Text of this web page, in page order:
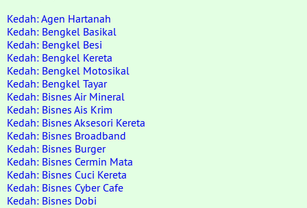
Kedah: Agen Hartanah
Kedah: Bengkel Basikal
Kedah: Bengkel Besi
Kedah: Bengkel Kereta
Kedah: Bengkel Motosikal
Kedah: Bengkel Tayar
Kedah: Bisnes Air Mineral
Kedah: Bisnes Ais Krim
Kedah: Bisnes Aksesori Kereta
Kedah: Bisnes Broadband
Kedah: Bisnes Burger
Kedah: Bisnes Cermin Mata
Kedah: Bisnes Cuci Kereta
Kedah: Bisnes Cyber Cafe
Kedah: Bisnes Dobi